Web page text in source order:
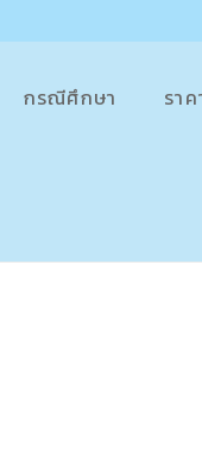
กรณีศึกษา รา